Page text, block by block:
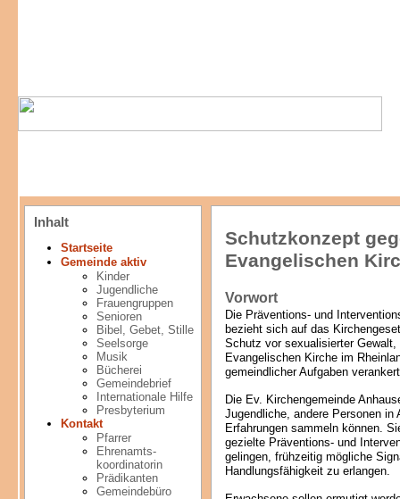
Inhalt
Startseite
Gemeinde aktiv
Kinder
Jugendliche
Frauengruppen
Senioren
Bibel, Gebet, Stille
Seelsorge
Musik
Bücherei
Gemeindebrief
Internationale Hilfe
Presbyterium
Kontakt
Pfarrer
Ehrenamts-
koordinatorin
Prädikanten
Gemeindebüro
Schutzkonzept
Evangelischen
Vorwort
Die Präventions- und
bezieht sich auf das
Schutz vor sexualisierter
Evangelischen Kirche im
gemeindlicher Aufgaben
Die Ev. Kirchengemeinde
Jugendliche, andere Personen
Erfahrungen sammeln können.
gezielte Präventions- und
gelingen, frühzeitig mögliche
Handlungsfähigkeit zu erlangen.